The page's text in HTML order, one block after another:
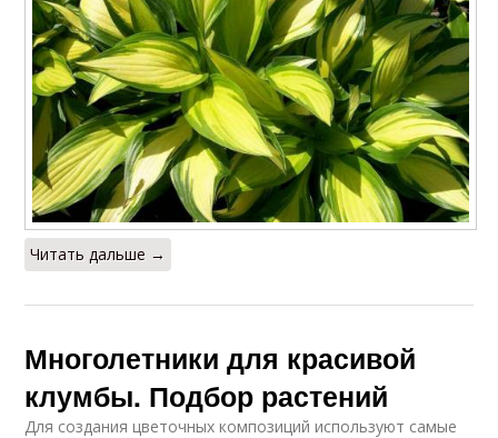
Читать дальше →
Многолетники для красивой
клумбы. Подбор растений
Для создания цветочных композиций используют самые